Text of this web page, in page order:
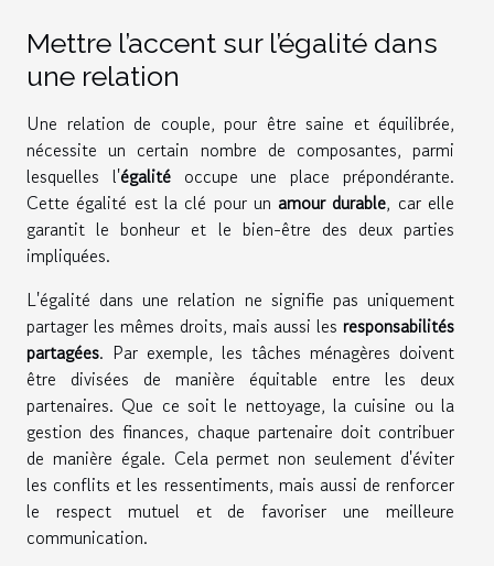
Mettre l’accent sur l’égalité dans
une relation
Une relation de couple, pour être saine et équilibrée,
nécessite un certain nombre de composantes, parmi
lesquelles l'égalitéoccupe une place prépondérante.
Cette égalité est la clé pour un amour durable, car elle
garantit le bonheur et le bien-être des deux parties
impliquées.
L'égalité dans une relation ne signifie pas uniquement
partager les mêmes droits, mais aussi les responsabilités
partagées. Par exemple, les tâches ménagères doivent
être divisées de manière équitable entre les deux
partenaires. Que ce soit le nettoyage, la cuisine ou la
gestion des finances, chaque partenaire doit contribuer
de manière égale. Cela permet non seulement d'éviter
les conflits et les ressentiments, mais aussi de renforcer
le respect mutuel et de favoriser une meilleure
communication.